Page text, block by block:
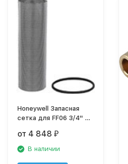
Honeywell Запасная
сетка для FF06 3/4" и
от 4 848 ₽
В наличии